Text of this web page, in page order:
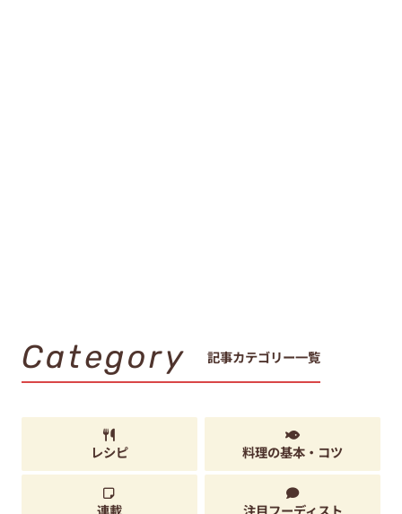
Category 記事カテゴリー一覧
レシピ 料理の基本・コツ
連載 注目フーディスト